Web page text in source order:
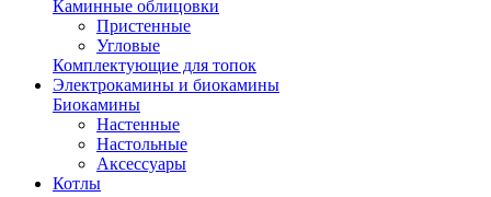
Каминные облицовки
Пристенные
Угловые
Комплектующие для топок
Электрокамины и биокамины
Биокамины
Настенные
Настольные
Аксессуары
Котлы